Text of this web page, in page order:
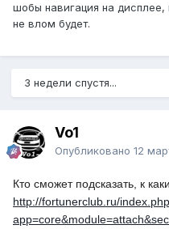
шобы навигация на дисплее,
не влом будет.
3 недели спустя...
Vo1
Опубликовано 12
Кто сможет подсказать, к
http://fortunerclub.ru/